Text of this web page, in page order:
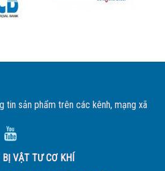
tin sản phẩm trên các kênh, mạng xã
VẬT TƯ CƠ KHÍ